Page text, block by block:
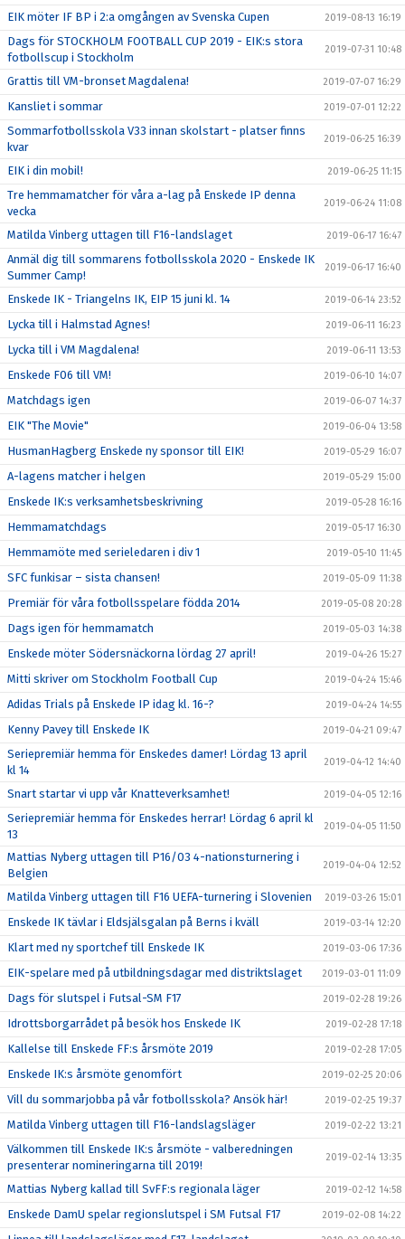
EIK möter IF BP i 2:a omgången av Svenska Cupen 2019-08-13 16:19
Dags för STOCKHOLM FOOTBALL CUP 2019 - EIK:s stora
fotbollscup i Stockholm
2019-07-31 10:48
Grattis till VM-bronset Magdalena! 2019-07-07 16:29
Kansliet i sommar 2019-07-01 12:22
Sommarfotbollsskola V33 innan skolstart - platser finns
kvar
2019-06-25 16:39
EIK i din mobil! 2019-06-25 11:15
Tre hemmamatcher för våra a-lag på Enskede IP denna
vecka
2019-06-24 11:08
Matilda Vinberg uttagen till F16-landslaget 2019-06-17 16:47
Anmäl dig till sommarens fotbollsskola 2020 - Enskede IK
Summer Camp!
2019-06-17 16:40
Enskede IK - Triangelns IK, EIP 15 juni kl. 14 2019-06-14 23:52
Lycka till i Halmstad Agnes! 2019-06-11 16:23
Lycka till i VM Magdalena! 2019-06-11 13:53
Enskede F06 till VM! 2019-06-10 14:07
Matchdags igen 2019-06-07 14:37
EIK "The Movie" 2019-06-04 13:58
HusmanHagberg Enskede ny sponsor till EIK! 2019-05-29 16:07
A-lagens matcher i helgen 2019-05-29 15:00
Enskede IK:s verksamhetsbeskrivning 2019-05-28 16:16
Hemmamatchdags 2019-05-17 16:30
Hemmamöte med serieledaren i div 1 2019-05-10 11:45
SFC funkisar – sista chansen! 2019-05-09 11:38
Premiär för våra fotbollsspelare födda 2014 2019-05-08 20:28
Dags igen för hemmamatch 2019-05-03 14:38
Enskede möter Södersnäckorna lördag 27 april! 2019-04-26 15:27
Mitti skriver om Stockholm Football Cup 2019-04-24 15:46
Adidas Trials på Enskede IP idag kl. 16-? 2019-04-24 14:55
Kenny Pavey till Enskede IK 2019-04-21 09:47
Seriepremiär hemma för Enskedes damer! Lördag 13 april
kl 14
2019-04-12 14:40
Snart startar vi upp vår Knatteverksamhet! 2019-04-05 12:16
Seriepremiär hemma för Enskedes herrar! Lördag 6 april kl
13
2019-04-05 11:50
Mattias Nyberg uttagen till P16/03 4-nationsturnering i
Belgien
2019-04-04 12:52
Matilda Vinberg uttagen till F16 UEFA-turnering i Slovenien 2019-03-26 15:01
Enskede IK tävlar i Eldsjälsgalan på Berns i kväll 2019-03-14 12:20
Klart med ny sportchef till Enskede IK 2019-03-06 17:36
EIK-spelare med på utbildningsdagar med distriktslaget 2019-03-01 11:09
Dags för slutspel i Futsal-SM F17 2019-02-28 19:26
Idrottsborgarrådet på besök hos Enskede IK 2019-02-28 17:18
Kallelse till Enskede FF:s årsmöte 2019 2019-02-28 17:05
Enskede IK:s årsmöte genomfört 2019-02-25 20:06
Vill du sommarjobba på vår fotbollsskola? Ansök här! 2019-02-25 19:37
Matilda Vinberg uttagen till F16-landslagsläger 2019-02-22 13:21
Välkommen till Enskede IK:s årsmöte - valberedningen
presenterar nomineringarna till 2019!
2019-02-14 13:35
Mattias Nyberg kallad till SvFF:s regionala läger 2019-02-12 14:58
Enskede DamU spelar regionslutspel i SM Futsal F17 2019-02-08 14:22